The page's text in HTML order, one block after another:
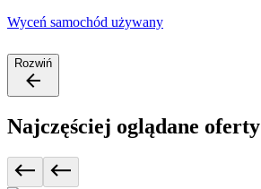
Wyceń samochód używany
Rozwiń
Najczęściej oglądane oferty